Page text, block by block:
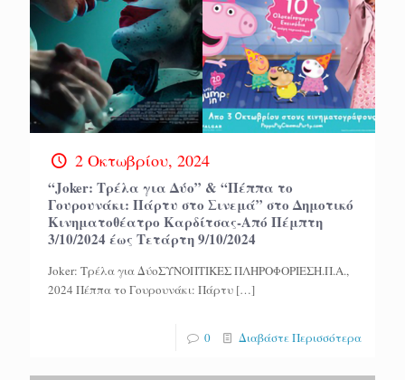
2 Οκτωβρίου, 2024
“Joker: Τρέλα για Δύο” & “Πέππα το
Γουρουνάκι: Πάρτυ στο Σινεμά” στο Δημοτικό
Κινηματοθέατρο Καρδίτσας-Από Πέμπτη
3/10/2024 έως Τετάρτη 9/10/2024
Joker: Τρέλα για ΔύοΣΥΝΟΠΤΙΚΕΣ ΠΛΗΡΟΦΟΡΙΕΣΗ.Π.Α.,
2024 Πέππα το Γουρουνάκι: Πάρτυ […]
0 Διαβάστε Περισσότερα